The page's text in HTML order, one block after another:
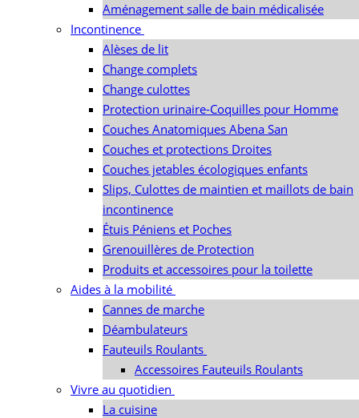
Aménagement salle de bain médicalisée
Incontinence
Alèses de lit
Change complets
Change culottes
Protection urinaire-Coquilles pour Homme
Couches Anatomiques Abena San
Couches et protections Droites
Couches jetables écologiques enfants
Slips, Culottes de maintien et maillots de bain
incontinence
Étuis Péniens et Poches
Grenouillères de Protection
Produits et accessoires pour la toilette
Aides à la mobilité
Cannes de marche
Déambulateurs
Fauteuils Roulants
Accessoires Fauteuils Roulants
Vivre au quotidien
La cuisine